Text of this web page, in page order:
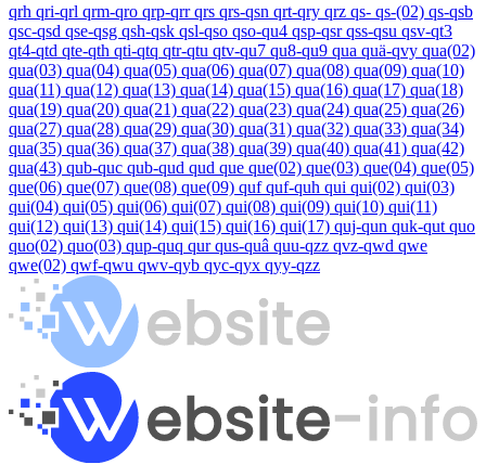
qrh qri-qrl qrm-qro qrp-qrrqrs qrs-qsn qrt-qry qrz qs- qs-(02) qs-qsb
qsc-qsd qse-qsg qsh-qsk qsl-qso qso-qu4 qsp-qsrqss-qsu qsv-qt3
qt4-qtd qte-qth qti-qtq qtr-qtu qtv-qu7 qu8-qu9 qua quä-qvy qua(02)
qua(03) qua(04) qua(05) qua(06) qua(07) qua(08) qua(09) qua(10)
qua(11) qua(12) qua(13) qua(14) qua(15) qua(16) qua(17) qua(18)
qua(19) qua(20) qua(21) qua(22) qua(23) qua(24) qua(25) qua(26)
qua(27) qua(28) qua(29) qua(30) qua(31) qua(32) qua(33) qua(34)
qua(35) qua(36) qua(37) qua(38) qua(39) qua(40) qua(41) qua(42)
qua(43) qub-quc qub-qud qud que que(02) que(03) que(04) que(05)
que(06) que(07) que(08) que(09) qufquf-quh qui qui(02) qui(03)
qui(04) qui(05) qui(06) qui(07) qui(08) qui(09) qui(10) qui(11)
qui(12) qui(13) qui(14) qui(15) qui(16) qui(17) quj-qun quk-qut quo
quo(02) quo(03) qup-quq qurqus-quâ quu-qzz qvz-qwd qwe
qwe(02) qwf-qwu qwv-qyb qyc-qyx qyy-qzz